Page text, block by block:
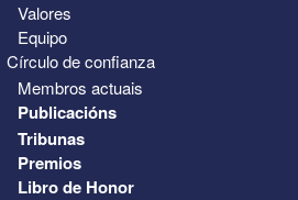
Valores
Equipo
Círculo de confianza
Membros actuais
Publicacións
Tribunas
Premios
Libro de Honor